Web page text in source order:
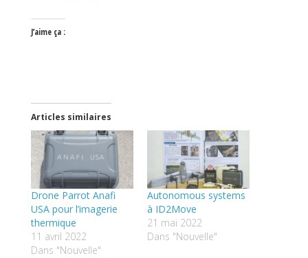
J’aime ça :
Articles similaires
Drone Parrot Anafi
USA pour l’imagerie
thermique
11 avril 2022
Dans "Nouvelle"
Autonomous systems
à ID2Move
21 mai 2022
Dans "Nouvelle"